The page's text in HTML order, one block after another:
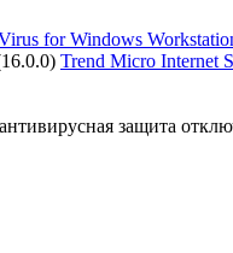
for Windows
Trend Micro Internet
защита